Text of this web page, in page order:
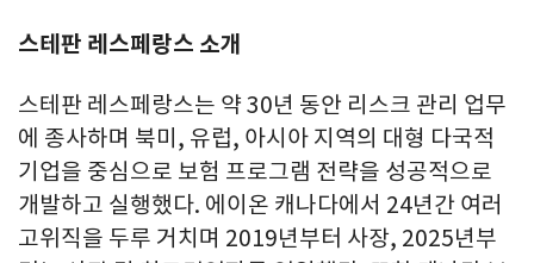
스테판 레스페랑스 소개
스테판 레스페랑스는 약 30년 동안 리스크 관리 업무
에 종사하며 북미, 유럽, 아시아 지역의 대형 다국적
기업을 중심으로 보험 프로그램 전략을 성공적으로
개발하고 실행했다. 에이온 캐나다에서 24년간 여러
고위직을 두루 거치며 2019년부터 사장, 2025년부